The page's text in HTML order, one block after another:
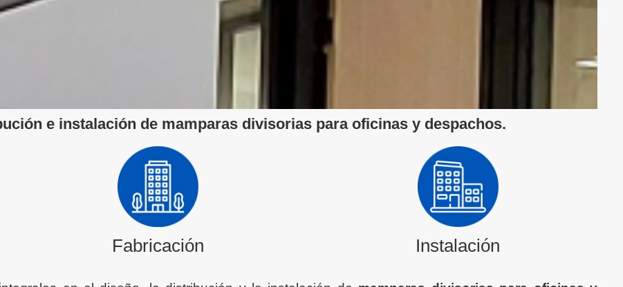
e instalación de mamparas divisorias para oficinas y despachos.
Fabricación Instalación